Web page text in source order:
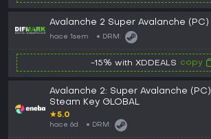
Avalanche 2 Super Avalanche (PC)
hace 1sem DRM:
-15% with XDDEALS copy
Avalanche 2: Super Avalanche (PC)
Steam Key GLOBAL
★5.0
hace 6d DRM: